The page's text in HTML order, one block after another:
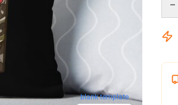
blank template